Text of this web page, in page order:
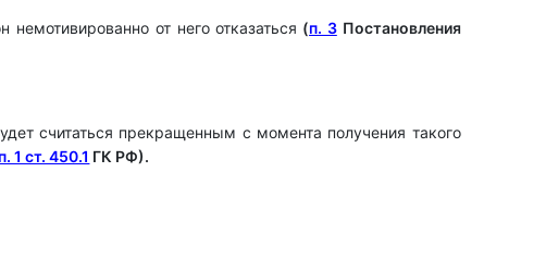
от него отказаться (п. 3Постановления
считаться прекращенным с момента получения такого
п. 1 ст. 450.1 ГК РФ).